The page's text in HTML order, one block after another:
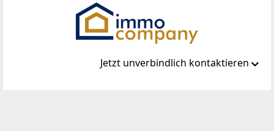
Jetzt unverbindlich kontaktieren